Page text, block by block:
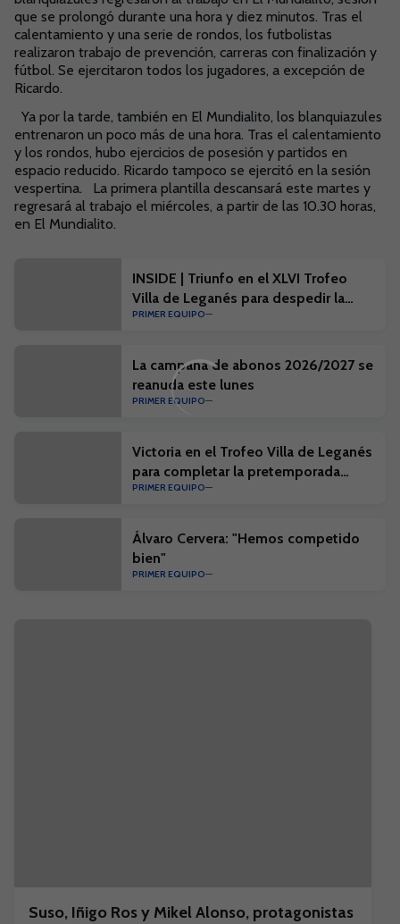
que se prolongó durante una hora y diez minutos. Tras el
calentamiento y una serie de rondos, los futbolistas
realizaron trabajo de prevención, carreras con finalización y
fútbol. Se ejercitaron todos los jugadores, a excepción de
Ricardo.
Ya por la tarde, también en El Mundialito, los blanquiazules
entrenaron un poco más de una hora. Tras el calentamiento
y los rondos, hubo ejercicios de posesión y partidos en
espacio reducido. Ricardo tampoco se ejercitó en la sesión
vespertina. La primera plantilla descansará este martes y
regresará al trabajo el miércoles, a partir de las 10.30 horas,
en El Mundialito.
INSIDE | Triunfo en el XLVI Trofeo
Villa de Leganés para despedir la
pretemporada
PRIMER EQUIPO
La campaña de abonos 2026/2027 se
reanuda este lunes
PRIMER EQUIPO
Victoria en el Trofeo Villa de Leganés
para completar la pretemporada
blanquiazul
PRIMER EQUIPO
Álvaro Cervera: "Hemos competido
bien"
PRIMER EQUIPO
Suso, Iñigo Ros y Mikel Alonso, protagonistas